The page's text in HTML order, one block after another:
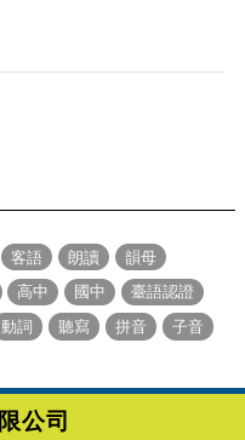
客語 朗讀
韻母
高中 國中
臺語認證
動詞 聽寫 拼音 子音
公司